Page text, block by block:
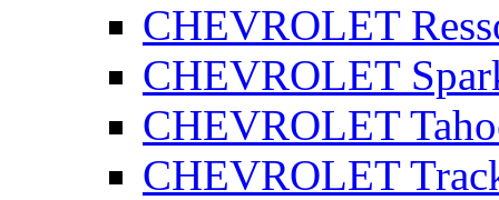
CHEVROLET
CHEVROLET
CHEVROLET
CHEVROLET